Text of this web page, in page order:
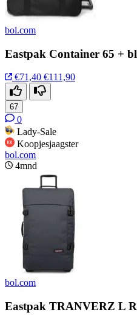
bol.com
Eastpak Container 65 +
€71,40 €111,90
67
0
Lady-Sale
Koopjesjaagster
bol.com
4mnd
bol.com
Eastpak TRANVERZ L